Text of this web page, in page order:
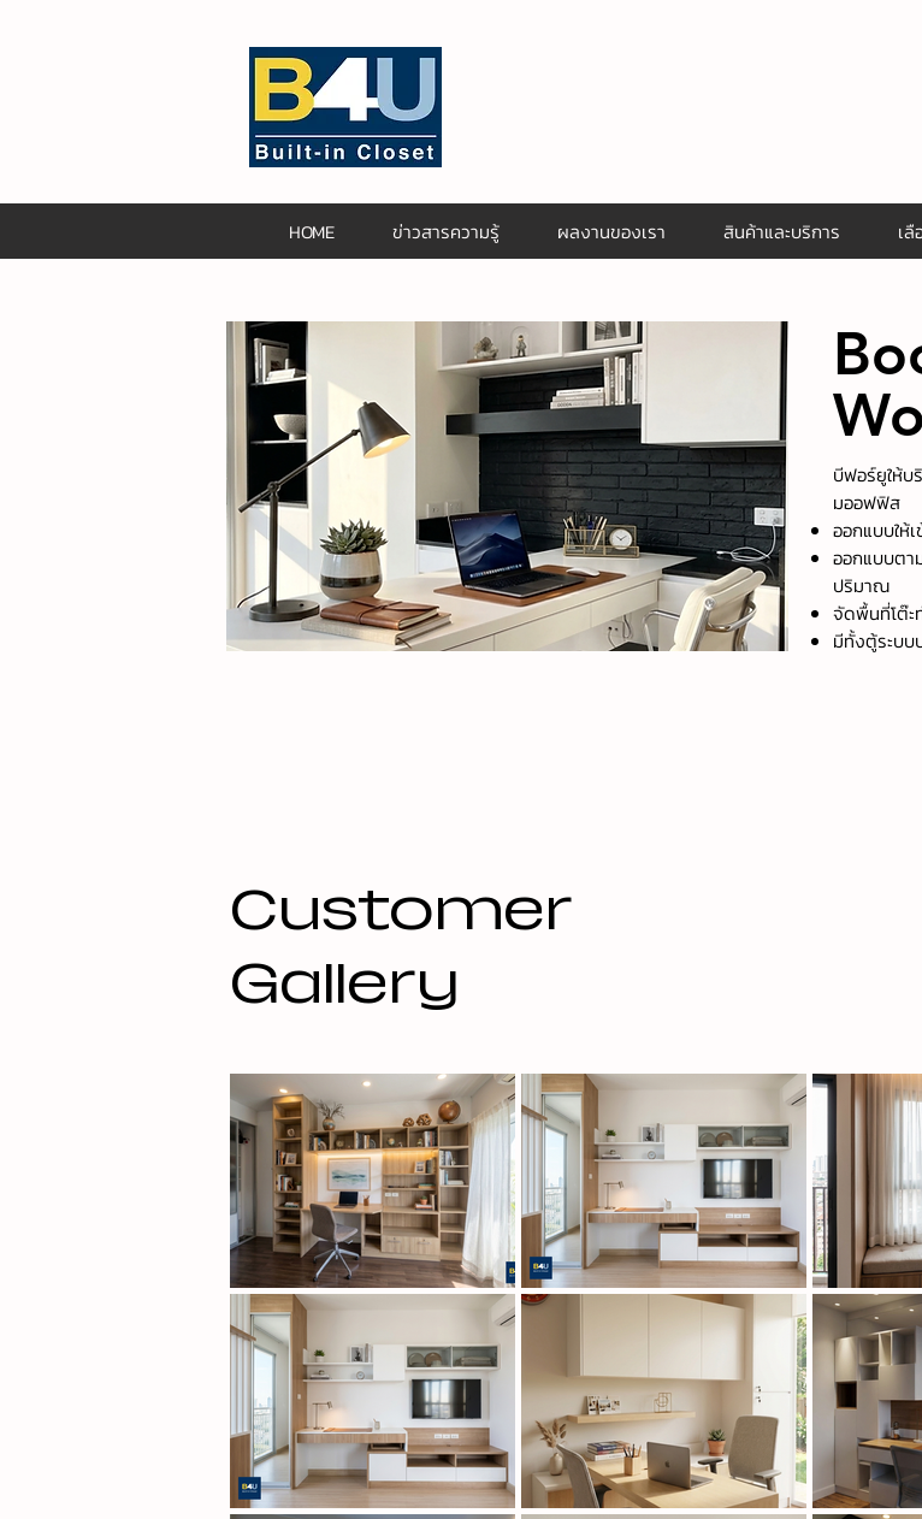
HOME ข่าวสารความรู้ ผลงานของเรา สินค้าและบริการ เ
บีฟอร์ยูให้
มออฟฟิส
ออกแบบใ
ออกแบบตา
ปริมาณ
จัดพื้นที่โต๊ะ
มีทั้งตู้ระบบ
Customer
Gallery